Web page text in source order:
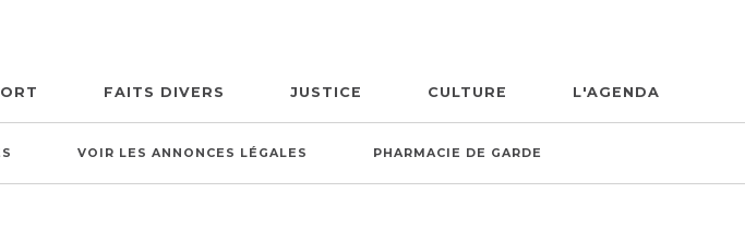
FAITS DIVERS JUSTICE CULTURE L'AGENDA
VOIR LES ANNONCES LÉGALES PHARMACIE DE GARDE